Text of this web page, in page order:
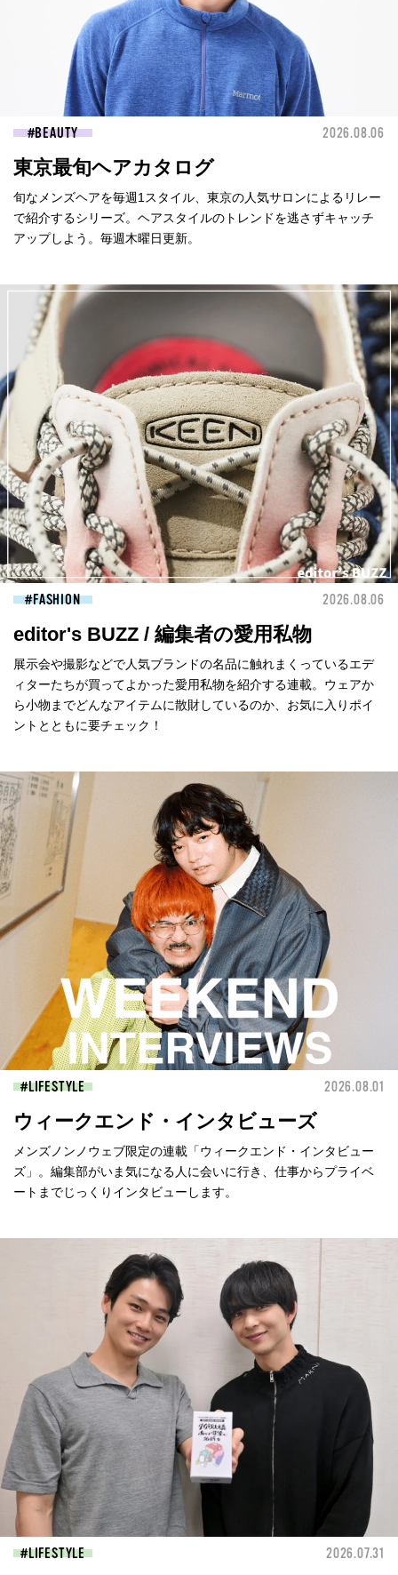
BEAUTY 2026.08.06
東京最旬ヘアカタログ
旬なメンズヘアを毎週1スタイル、東京の人気サロンによるリレー
で紹介するシリーズ。ヘアスタイルのトレンドを逃さずキャッチ
アップしよう。毎週木曜日更新。
FASHION 2026.08.06
editor's BUZZ / 編集者の愛用私物
展示会や撮影などで人気ブランドの名品に触れまくっているエデ
ィターたちが買ってよかった愛用私物を紹介する連載。ウェアか
ら小物までどんなアイテムに散財しているのか、お気に入りポイ
ントとともに要チェック！
LIFESTYLE 2026.08.01
ウィークエンド・インタビューズ
メンズノンノウェブ限定の連載「ウィークエンド・インタビュー
ズ」。編集部がいま気になる人に会いに行き、仕事からプライベ
ートまでじっくりインタビューします。
LIFESTYLE 2026.07.31